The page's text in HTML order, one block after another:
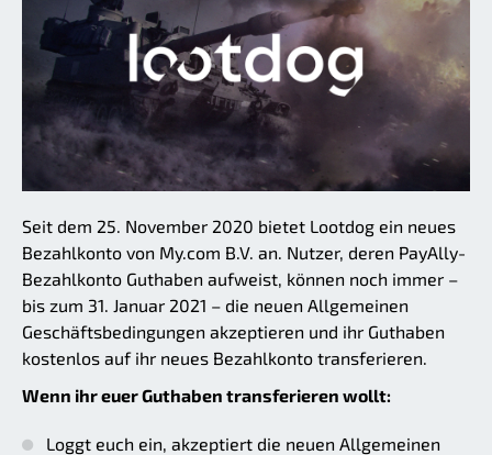
Seit dem 25. November 2020 bietet Lootdog ein neues
Bezahlkonto von My.com B.V. an. Nutzer, deren PayAlly-
Bezahlkonto Guthaben aufweist, können noch immer –
bis zum 31. Januar 2021 – die neuen Allgemeinen
Geschäftsbedingungen akzeptieren und ihr Guthaben
kostenlos auf ihr neues Bezahlkonto transferieren.
Wenn ihr euer Guthaben transferieren wollt:
Loggt euch ein, akzeptiert die neuen Allgemeinen